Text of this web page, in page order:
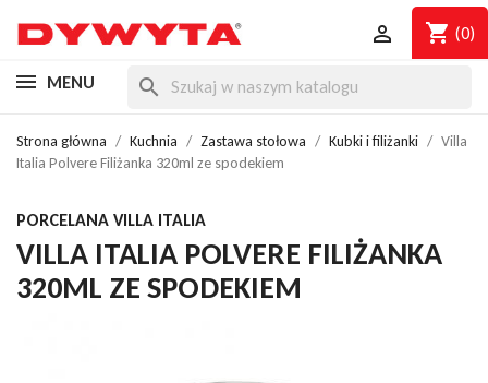
shopping_cart (0)

MENU search
Strona główna Kuchnia Zastawa stołowa Kubki i filiżanki
Villa
Italia Polvere Filiżanka 320ml ze spodekiem
PORCELANA VILLA ITALIA
VILLA ITALIA POLVERE FILIŻANKA
320ML ZE SPODEKIEM